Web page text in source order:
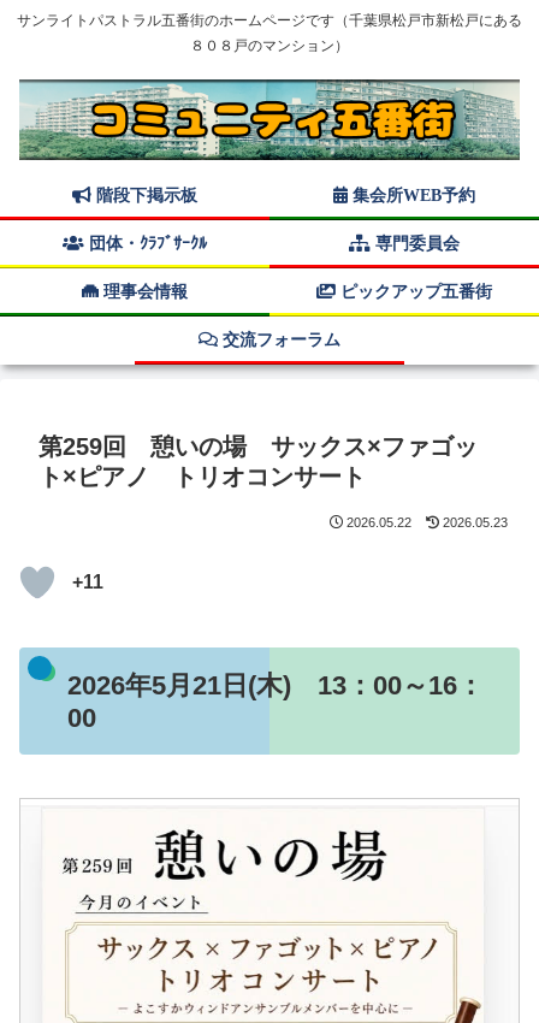
サンライトパストラル五番街のホームページです（千葉県松戸市新松戸にある
８０８戸のマンション）
階段下掲示板 集会所WEB予約
団体・ｸﾗﾌﾞｻｰｸﾙ 専門委員会
理事会情報 ピックアップ五番街
交流フォーラム
第259回 憩いの場 サックス×ファゴッ
ト×ピアノ トリオコンサート
2026.05.22 2026.05.23
+11
2026年5月21日(木) 13：00～16：
00